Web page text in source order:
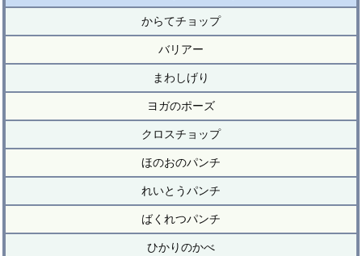
からてチョップ
バリアー
まわしげり
ヨガのポーズ
クロスチョップ
ほのおのパンチ
れいとうパンチ
ばくれつパンチ
ひかりのかべ